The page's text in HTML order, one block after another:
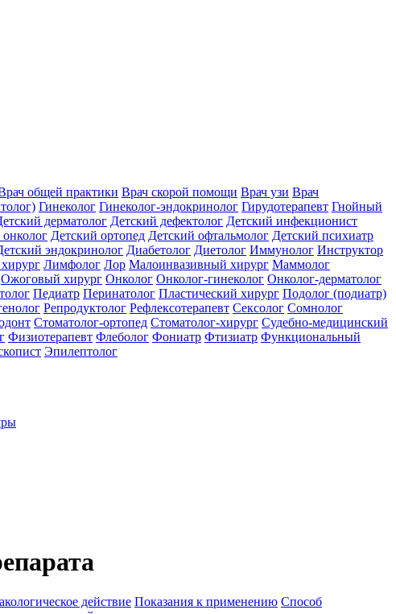
общей практики Врач скорой помощи Врач узи Врач
Гинеколог Гинеколог-эндокринолог Гирудотерапевт Гнойный
дерматолог Детский дефектолог Детский инфекционист
Детский ортопед Детский офтальмолог Детский психиатр
эндокринолог Диабетолог Диетолог Иммунолог Инструктор
Лимфолог Лор Малоинвазивный хирург Маммолог
Ожоговый хирург Онколог Онколог-гинеколог Онколог-дерматолог
Педиатр Перинатолог Пластический хирург Подолог (подиатр)
Репродуктолог Рефлексотерапевт Сексолог Сомнолог
Стоматолог-ортопед Стоматолог-хирург Судебно-медицинский
Физиотерапевт Флеболог Фониатр Фтизиатр Функциональный
Эпилептолог
действие Показания к применению Способ